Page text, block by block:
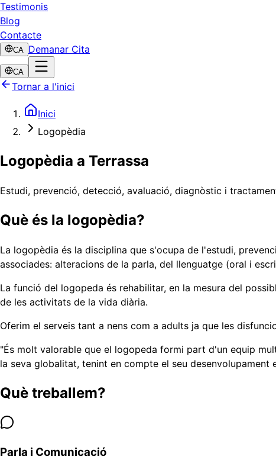
Testimonis
Blog
Contacte
CA Demanar Cita
CA
Tornar a l'inici
Inici
Logopèdia
Logopèdia a Terrassa
Estudi, prevenció, detecció, avaluació, diagnòstic i
Què és la logopèdia?
La logopèdia és la disciplina que s'ocupa de l'estudi,
associades: alteracions de la parla, del llenguatge (oral i
La funció del logopeda és rehabilitar, en la mesura del
de les activitats de la vida diària.
Oferim el serveis tant a nens com a adults ja que les
"És molt valorable que el logopeda formi part d'un equip
la seva globalitat, tenint en compte el seu desenvolupament
Què treballem?
Parla i Comunicació